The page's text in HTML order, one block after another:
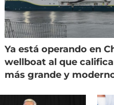
Ya está operando en
wellboat al que
más grande y